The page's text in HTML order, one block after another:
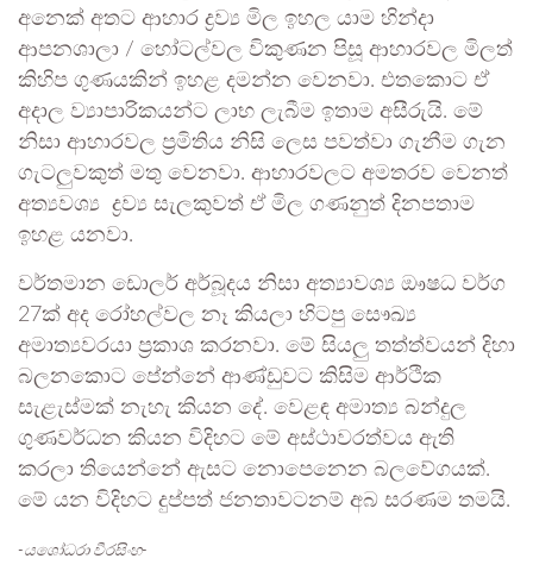
අනෙක් අතට ආහාර ද්‍රව්‍ය මිල ඉහල යාම හින්දා
ආපනශාලා / හෝටල්වල විකුණන පිසූ ආහාරවල මිලත්
කිහිප ගුණයකින් ඉහළ දමන්න වෙනවා. එතකොට ඒ
අදාල ව්‍යාපාරිකයන්ට ලාභ ලැබීම ඉතාම අසීරුයි. මේ
නිසා ආහාරවල ප්‍රමිතිය නිසි ලෙස පවත්වා ගැනීම ගැන
ගැටලුවකුත් මතු වෙනවා. ආහාරවලට අමතරව වෙනත්
අත්‍යවශ්‍ය ද්‍රව්‍ය සැලකුවත් ඒ මිල ගණනුත් දිනපතාම
ඉහළ යනවා.
වර්තමාන ඩොලර් අර්බූදය නිසා අත්‍යාවශ්‍ය ඖෂධ වර්ග
27ක් අද රෝහල්වල නෑ කියලා හිටපු සෞඛ්‍ය
අමාත්‍යවරයා ප්‍රකාශ කරනවා. මේ සියලු තත්ත්වයන් දිහා
බලනකොට පේන්නේ ආණ්ඩුවට කිසිම ආර්ථික
සැළැස්මක් නැහැ කියන දේ. වෙළඳ අමාත්‍ය බන්දුල
ගුණවර්ධන කියන විදිහට මේ අස්ථාවරත්වය ඇති
කරලා තියෙන්නේ ඇසට නොපෙනෙන බලවේගයක්.
මේ යන විදිහට දුප්පත් ජනතාවටනම් අබ සරණම තමයි.
-යශෝධරා වීරසිංහ-